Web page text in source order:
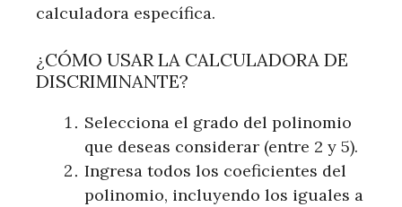
calculadora específica.
¿CÓMO USAR LA CALCULADORA DE
DISCRIMINANTE?
Selecciona el grado del polinomio
que deseas considerar (entre 2 y 5).
Ingresa todos los coeficientes del
polinomio, incluyendo los iguales a